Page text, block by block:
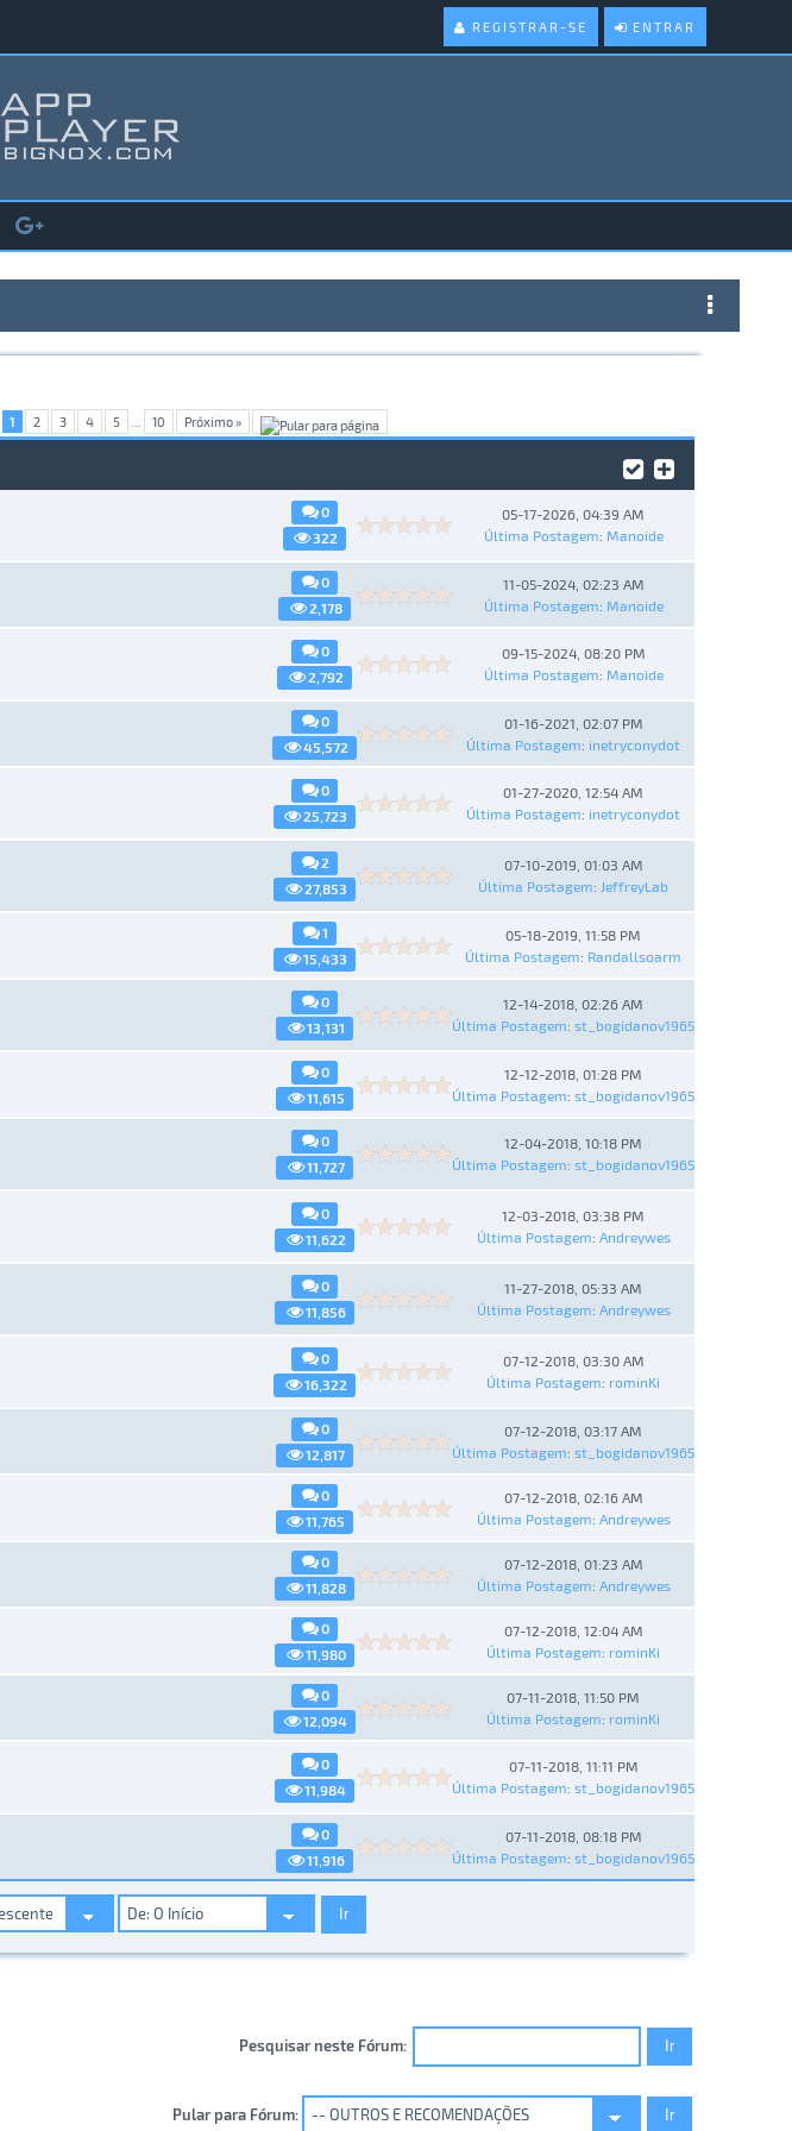
ENTRAR
REGISTRAR-SE
1 2 3 4 5 10 Próximo »
0
322
05-17-2026, 04:39 AM
Última Postagem: Manoide
0
2,178
11-05-2024, 02:23 AM
Última Postagem: Manoide
0
2,792
09-15-2024, 08:20 PM
Última Postagem: Manoide
0
45,572
01-16-2021, 02:07 PM
Última Postagem: inetryconydot
0
25,723
01-27-2020, 12:54 AM
Última Postagem: inetryconydot
2
27,853
07-10-2019, 01:03 AM
Última Postagem: JeffreyLab
1
15,433
05-18-2019, 11:58 PM
Última Postagem: Randallsoarm
0
13,131
12-14-2018, 02:26 AM
Última Postagem: st_bogidanov1965
0
11,615
12-12-2018, 01:28 PM
Última Postagem: st_bogidanov1965
0
11,727
12-04-2018, 10:18 PM
Última Postagem: st_bogidanov1965
0
11,622
12-03-2018, 03:38 PM
Última Postagem: Andreywes
0
11,856
11-27-2018, 05:33 AM
Última Postagem: Andreywes
0
16,322
07-12-2018, 03:30 AM
Última Postagem: rominKi
0
12,817
07-12-2018, 03:17 AM
Última Postagem: st_bogidanov1965
0
11,765
07-12-2018, 02:16 AM
Última Postagem: Andreywes
0
11,828
07-12-2018, 01:23 AM
Última Postagem: Andreywes
0
11,980
07-12-2018, 12:04 AM
Última Postagem: rominKi
0
12,094
07-11-2018, 11:50 PM
Última Postagem: rominKi
0
11,984
07-11-2018, 11:11 PM
Última Postagem: st_bogidanov1965
0
11,916
07-11-2018, 08:18 PM
Última Postagem: st_bogidanov1965
Pesquisar neste Fórum:
Pular para Fórum: